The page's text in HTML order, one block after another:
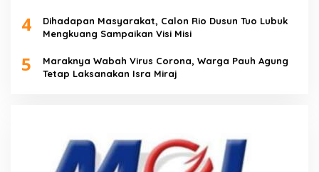
4
Dihadapan Masyarakat, Calon Rio Dusun Tuo Lubuk
Mengkuang Sampaikan Visi Misi
5
Maraknya Wabah Virus Corona, Warga Pauh Agung
Tetap Laksanakan Isra Miraj